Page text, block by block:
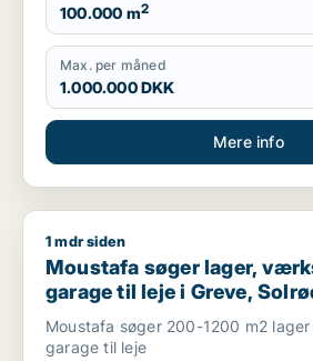
100.000 m2
Max. per måned
1.000.000 DKK
Mere info
Moustafa søger lager, værksted
1 mdr siden
Moustafa søger lager,
garage til leje i Greve,
Roskilde m.fl.
Moustafa søger 200-1200 m2
garage til leje